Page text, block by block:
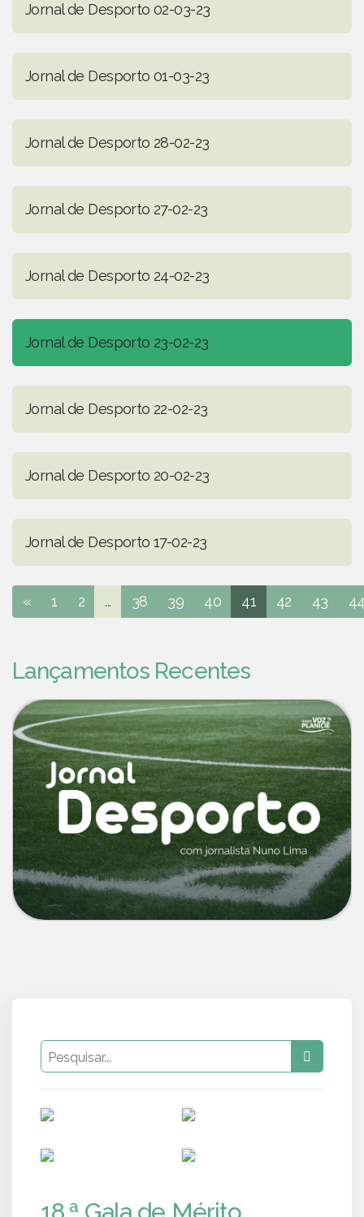
Jornal de Desporto 02-03-23
Jornal de Desporto 01-03-23
Jornal de Desporto 28-02-23
Jornal de Desporto 27-02-23
Jornal de Desporto 24-02-23
Jornal de Desporto 23-02-23
Jornal de Desporto 22-02-23
Jornal de Desporto 20-02-23
Jornal de Desporto 17-02-23
« 1 2 ... 38 39 40 41 42 43
Lançamentos Recentes